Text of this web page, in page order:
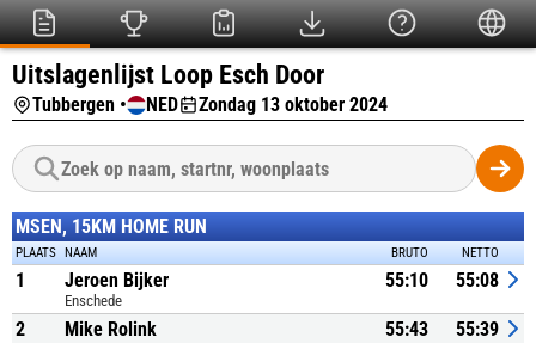
Uitslagenlijst Loop Esch Door
Tubbergen • NED Zondag 13 oktober 2024
MSEN, 15KM HOME RUN
PLAATS NAAM BRUTO NETTO
1 Jeroen Bijker
Enschede
55:10 55:08
2 Mike Rolink 55:43 55:39